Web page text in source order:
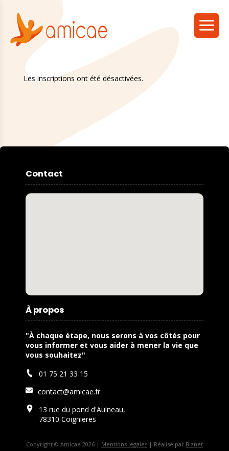
Les inscriptions ont été désactivées.
Contact
À propos
"À chaque étape, nous serons à vos côtés pour
vous informer et vous aider à mener la vie que
vous souhaitez"
01 75 21 33 15
contact@amicae.fr
13 rue du pond d'Aulneau,
78310 Coignieres
Copyright © Amicae 2026 | Mentions légales | Réalisé par Biznet